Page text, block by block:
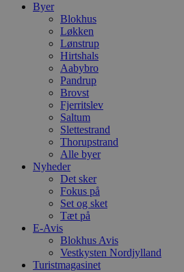
Byer
Blokhus
Løkken
Lønstrup
Hirtshals
Aabybro
Pandrup
Brovst
Fjerritslev
Saltum
Slettestrand
Thorupstrand
Alle byer
Nyheder
Det sker
Fokus på
Set og sket
Tæt på
E-Avis
Blokhus Avis
Vestkysten Nordjylland
Turistmagasinet